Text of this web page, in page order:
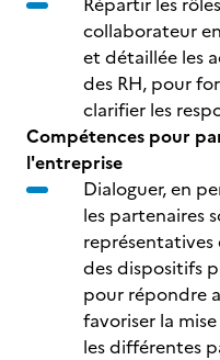
collaborateur
et détaillée les
des RH, pour
clarifier les
Compétences pour
l'entreprise
Dialoguer, en
les partenaires
représentatives
des dispositifs
pour répondre
favoriser la
les différentes